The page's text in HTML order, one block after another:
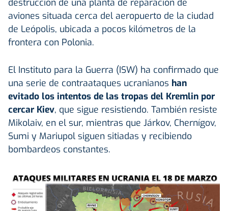
aviones situada cerca del aeropuerto de la ciudad
de Leópolis, ubicada a pocos kilómetros de la
frontera con Polonia.
El Instituto para la Guerra (ISW) ha confirmado que
una serie de contraataques ucranianos han
evitado los intentos de las tropas del Kremlin por
cercar Kiev, que sigue resistiendo. También resiste
Mikolaiv, en el sur, mientras que Járkov, Chernígov,
Sumi y Mariupol siguen sitiadas y recibiendo
bombardeos constantes.